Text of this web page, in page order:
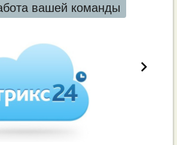
вашей команды